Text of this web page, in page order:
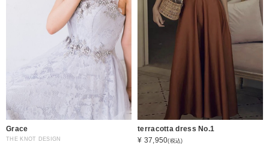
Grace
THE KNOT DESIGN
terracotta dress No.1
¥ 37,950(税込)